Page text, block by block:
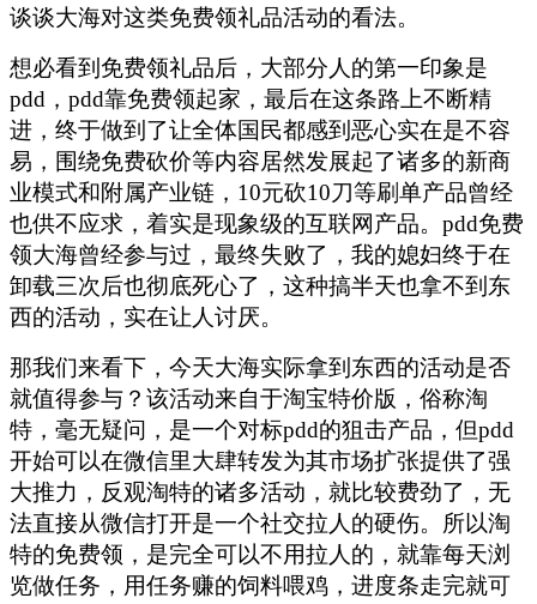
谈谈大海对这类免费领礼品活动的看法。
想必看到免费领礼品后，大部分人的第一印象是
pdd，pdd靠免费领起家，最后在这条路上不断精
进，终于做到了让全体国民都感到恶心实在是不容
易，围绕免费砍价等内容居然发展起了诸多的新商
业模式和附属产业链，10元砍10刀等刷单产品曾经
也供不应求，着实是现象级的互联网产品。pdd免费
领大海曾经参与过，最终失败了，我的媳妇终于在
卸载三次后也彻底死心了，这种搞半天也拿不到东
西的活动，实在让人讨厌。
那我们来看下，今天大海实际拿到东西的活动是否
就值得参与？该活动来自于淘宝特价版，俗称淘
特，毫无疑问，是一个对标pdd的狙击产品，但pdd
开始可以在微信里大肆转发为其市场扩张提供了强
大推力，反观淘特的诸多活动，就比较费劲了，无
法直接从微信打开是一个社交拉人的硬伤。所以淘
特的免费领，是完全可以不用拉人的，就靠每天浏
览做任务，用任务赚的饲料喂鸡，进度条走完就可